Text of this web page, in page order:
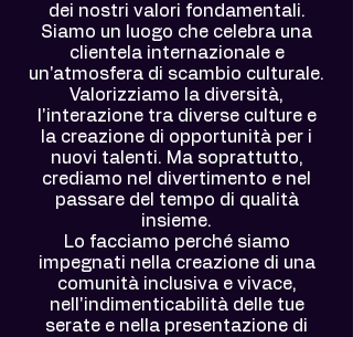
dei nostri valori fondamentali.
Siamo un luogo che celebra una
clientela internazionale e
un'atmosfera di scambio culturale.
Valorizziamo la diversità,
l'interazione tra diverse culture e
la creazione di opportunità per i
nuovi talenti. Ma soprattutto,
crediamo nel divertimento e nel
passare del tempo di qualità
insieme.
Lo facciamo perché siamo
impegnati nella creazione di una
comunità inclusiva e vivace,
nell'indimenticabilità delle tue
serate e nella presentazione di